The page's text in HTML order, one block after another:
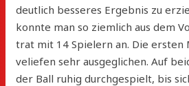
deutlich besseres Ergebnis zu
konnte man so ziemlich aus dem
trat mit 14 Spielern an. Die ersten
veliefen sehr ausgeglichen. Auf
der Ball ruhig durchgespielt, bis